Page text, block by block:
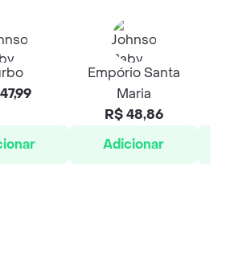
Empório Santa
Maria
R$ 48,86
Adicionar